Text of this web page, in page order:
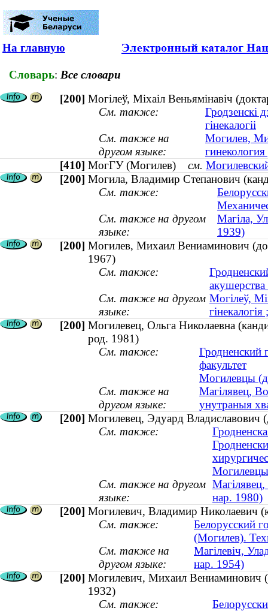
На главную
Словарь: Все словари
[200] Могілеў, Міхаіл Веньямінавіч
См. также:
Гродзенскі
гінекалогіі
См. также на
другом языке:
Могилев,
[410] МогГУ (Могилев) см.
[200] Могила, Владимир Степанович
См. также:
См. также на другом
языке:
Магіла,
1939)
[200] Могилев, Михаил Вениаминович
1967)
См. также:
См. также на другом
языке:
Могілеў,
[200] Могилевец, Ольга Николаевна
род. 1981)
См. также:
Гродненский
факультет
Могилевцы
См. также на
другом языке:
Магілявец,
унутраныя
[200] Могилевец, Эдуард Владиславович
См. также:
Могилевцы
См. также на другом
языке:
Магілявец,
нар. 1980)
[200] Могилевич, Владимир Николаевич
См. также:
Белорусский
(Могилев).
См. также на
другом языке:
Магілевіч,
нар. 1954)
[200] Могилевич, Михаил Вениаминович
1932)
См. также: